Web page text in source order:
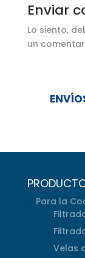
Enviar
Lo siento,
un
Para la
Velas